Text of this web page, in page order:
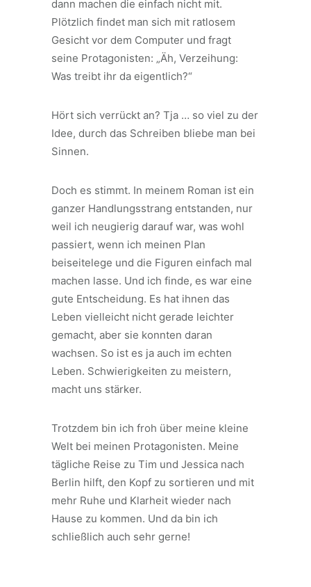
dann machen die einfach nicht mit.
Plötzlich findet man sich mit ratlosem
Gesicht vor dem Computer und fragt
seine Protagonisten: „Äh, Verzeihung:
Was treibt ihr da eigentlich?“
Hört sich verrückt an? Tja … so viel zu der
Idee, durch das Schreiben bliebe man bei
Sinnen.
Doch es stimmt. In meinem Roman ist ein
ganzer Handlungsstrang entstanden, nur
weil ich neugierig darauf war, was wohl
passiert, wenn ich meinen Plan
beiseitelege und die Figuren einfach mal
machen lasse. Und ich finde, es war eine
gute Entscheidung. Es hat ihnen das
Leben vielleicht nicht gerade leichter
gemacht, aber sie konnten daran
wachsen. So ist es ja auch im echten
Leben. Schwierigkeiten zu meistern,
macht uns stärker.
Trotzdem bin ich froh über meine kleine
Welt bei meinen Protagonisten. Meine
tägliche Reise zu Tim und Jessica nach
Berlin hilft, den Kopf zu sortieren und mit
mehr Ruhe und Klarheit wieder nach
Hause zu kommen. Und da bin ich
schließlich auch sehr gerne!